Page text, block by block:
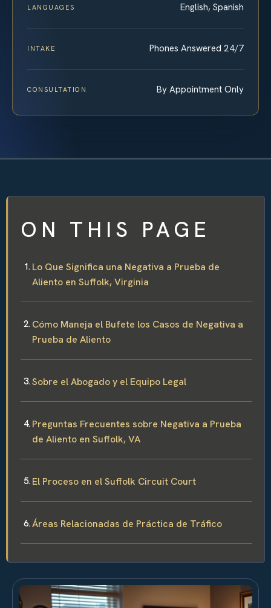
LANGUAGES English, Spanish
INTAKE Phones Answered 24/7
CONSULTATION By Appointment Only
ON THIS PAGE
Lo Que Significa una Negativa a Prueba de
Aliento en Suffolk, Virginia
Cómo Maneja el Bufete los Casos de Negativa a
Prueba de Aliento
Sobre el Abogado y el Equipo Legal
Preguntas Frecuentes sobre Negativa a Prueba
de Aliento en Suffolk, VA
El Proceso en el Suffolk Circuit Court
Áreas Relacionadas de Práctica de Tráfico